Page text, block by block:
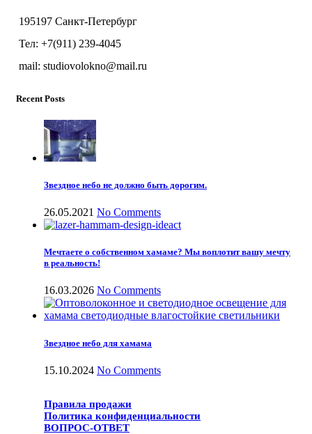
195197 Санкт-Петербург
Тел: +7(911) 239-4045
mail: studiovolokno@mail.ru
Recent Posts
Звездное небо не должно быть дорогим.
26.05.2021 No Comments
Мечтаете о собственном хамаме? Мы воплотит вашу мечту
в реальность!
16.03.2026 No Comments
Звездное небо для хамама
15.10.2024 No Comments
Правила продажи
Политика конфиденциальности
ВОПРОС-ОТВЕТ